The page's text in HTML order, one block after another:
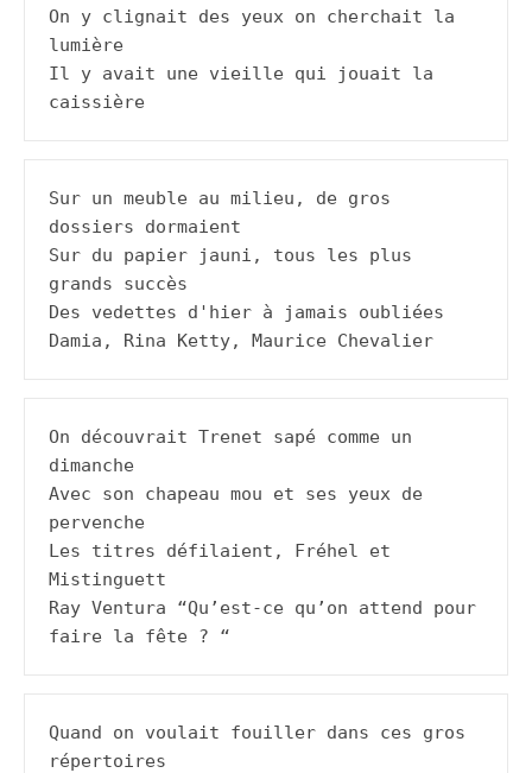
On y clignait des yeux on cherchait la
lumière
Il y avait une vieille qui jouait la
caissière
Sur un meuble au milieu, de gros
dossiers dormaient
Sur du papier jauni, tous les plus
grands succès
Des vedettes d'hier à jamais oubliées
Damia, Rina Ketty, Maurice Chevalier
On découvrait Trenet sapé comme un
dimanche
Avec son chapeau mou et ses yeux de
pervenche
Les titres défilaient, Fréhel et
Mistinguett
Ray Ventura “Qu’est-ce qu’on attend pour
faire la fête ? “
Quand on voulait fouiller dans ces gros
répertoires